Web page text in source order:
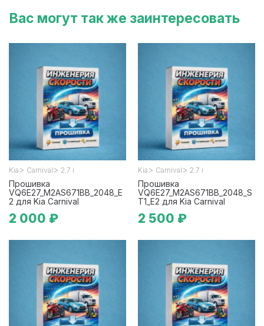
Вас могут так же заинтересовать
Kia > Carnival > 2.7 i
Прошивка
VQ6E27_M2AS671BB_2048_E
2 для Kia Carnival
2 000 ₽
Kia > Carnival > 2.7 i
Прошивка
VQ6E27_M2AS671BB_2048_S
T1_E2 для Kia Carnival
2 500 ₽